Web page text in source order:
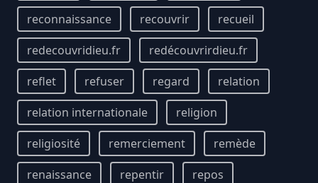
reconnaissance
recouvrir
recueil
redecouvridieu.fr
redécouvrirdieu.fr
reflet
refuser regard
relation
relation internationale
religion
religiosité
remerciement
remède
renaissance
repentir
repos